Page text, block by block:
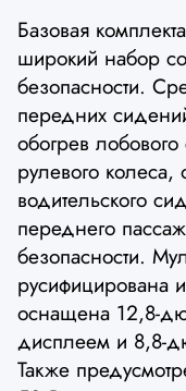
Базовая
широкий набор
безопасности.
передних
обогрев
рулевого колеса,
водительского
переднего
безопасности.
русифицирована
оснащена 12,8-
дисплеем и 8,8-
Также